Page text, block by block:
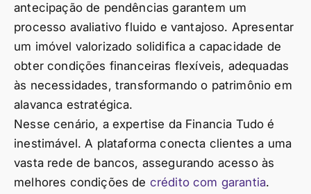
antecipação de pendências garantem um
processo avaliativo fluido e vantajoso. Apresentar
um imóvel valorizado solidifica a capacidade de
obter condições financeiras flexíveis, adequadas
às necessidades, transformando o patrimônio em
alavanca estratégica.
Nesse cenário, a expertise da Financia Tudo é
inestimável. A plataforma conecta clientes a uma
vasta rede de bancos, assegurando acesso às
melhores condições de crédito com garantia.